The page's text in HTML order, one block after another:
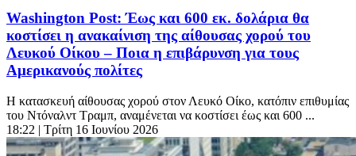
Washington Post: Έως και 600 εκ. δολάρια θα
κοστίσει η ανακαίνιση της αίθουσας χορού του
Λευκού Οίκου – Ποια η επιβάρυνση για τους
Αμερικανούς πολίτες
Η κατασκευή αίθουσας χορού στον Λευκό Οίκο, κατόπιν επιθυμίας
του Ντόναλντ Τραμπ, αναμένεται να κοστίσει έως και 600 ...
18:22 | Τρίτη 16 Ιουνίου 2026